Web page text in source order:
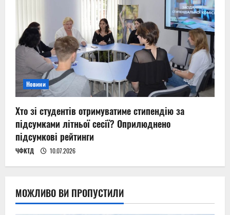
Новини
Хто зі студентів отримуватиме стипендію за
підсумками літньої сесії? Оприлюднено
підсумкові рейтинги
ЧФКТД 10.07.2026
МОЖЛИВО ВИ ПРОПУСТИЛИ